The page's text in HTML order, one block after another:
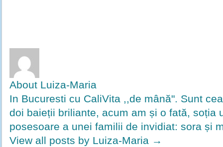
About Luiza-Maria
In Bucuresti cu CaliVita ,,de mână". Sunt
doi baieții briliante, acum am și o fată, soția
posesoare a unei familii de invidiat: sora și
View all posts by Luiza-Maria →